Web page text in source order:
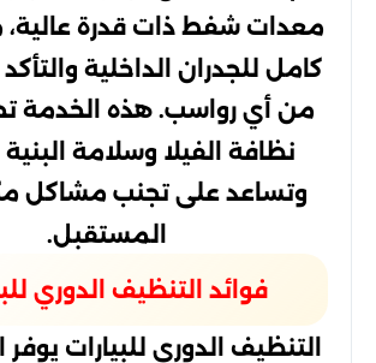
معدات شفط ذات قدرة
كامل للجدران الداخلية
من أي رواسب. هذه الخدمة
نظافة الفيلا وسلامة البنية
وتساعد على تجنب مشاكل
المستقبل.
فوائد التنظيف الدوري
التنظيف الدوري للبيارات